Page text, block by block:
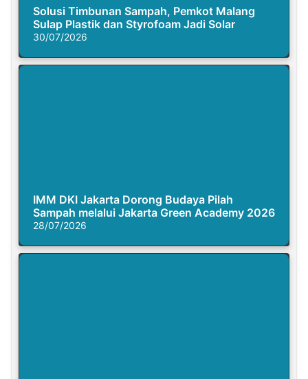
Solusi Timbunan Sampah, Pemkot Malang
Sulap Plastik dan Styrofoam Jadi Solar
30/07/2026
IMM DKI Jakarta Dorong Budaya Pilah
Sampah melalui Jakarta Green Academy 2026
28/07/2026